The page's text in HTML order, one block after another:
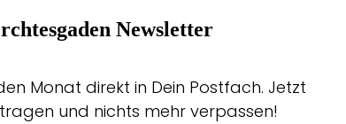
Newsletter
Monat direkt in Dein Postfach. Jetzt
und nichts mehr verpassen!